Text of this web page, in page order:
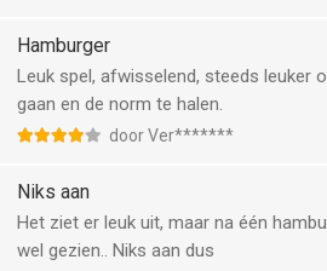
Hamburger
Leuk spel, afwisselend, steeds leuker
gaan en de norm te halen.
door Ver*******
Niks aan
Het ziet er leuk uit, maar na één
wel gezien.. Niks aan dus